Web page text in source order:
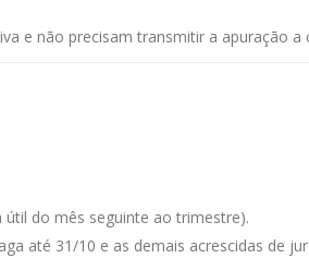
e não precisam transmitir a apuração a
útil do mês seguinte ao trimestre).
até 31/10 e as demais acrescidas de